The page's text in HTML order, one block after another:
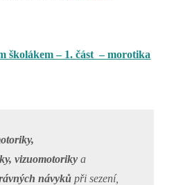
školákem – 1. část – morotika
vizuomotorikya
návyků při sezení,